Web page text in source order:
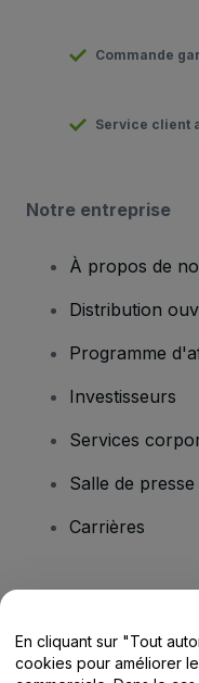
Commande
Service client
Notre entreprise
À propos de
Distribution
Programme
Investisseurs
Services
Salle de presse
Carrières
Centre
En cliquant sur "Tout
cookies pour améliorer